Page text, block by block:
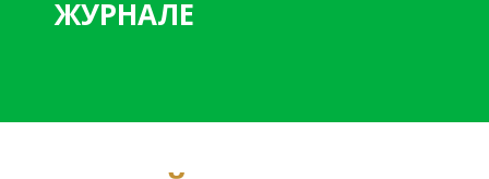
ЖУРНАЛЕ